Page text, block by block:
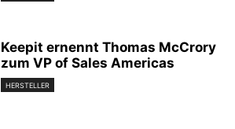
Keepit ernennt Thomas McCrory
zum VP of Sales Americas
HERSTELLER